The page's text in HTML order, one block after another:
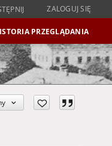
ZALOGUJ SIĘ
PRZEGLĄDANIA